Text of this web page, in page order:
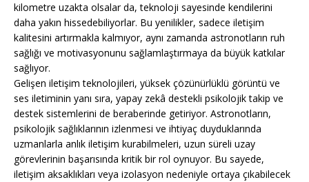
kilometre uzakta olsalar da, teknoloji sayesinde kendilerini
daha yakın hissedebiliyorlar. Bu yenilikler, sadece iletişim
kalitesini artırmakla kalmıyor, aynı zamanda astronotların ruh
sağlığı ve motivasyonunu sağlamlaştırmaya da büyük katkılar
sağlıyor.
Gelişen iletişim teknolojileri, yüksek çözünürlüklü görüntü ve
ses iletiminin yanı sıra, yapay zekâ destekli psikolojik takip ve
destek sistemlerini de beraberinde getiriyor. Astronotların,
psikolojik sağlıklarının izlenmesi ve ihtiyaç duyduklarında
uzmanlarla anlık iletişim kurabilmeleri, uzun süreli uzay
görevlerinin başarısında kritik bir rol oynuyor. Bu sayede,
iletişim aksaklıkları veya izolasyon nedeniyle ortaya çıkabilecek